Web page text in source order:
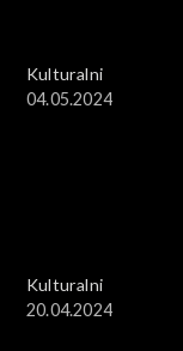
Kulturalni
04.05.2024
Kulturalni
20.04.2024